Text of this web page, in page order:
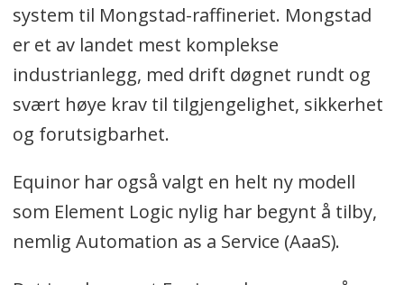
system til Mongstad-raffineriet. Mongstad
er et av landet mest komplekse
industrianlegg, med drift døgnet rundt og
svært høye krav til tilgjengelighet, sikkerhet
og forutsigbarhet.
Equinor har også valgt en helt ny modell
som Element Logic nylig har begynt å tilby,
nemlig Automation as a Service (AaaS).